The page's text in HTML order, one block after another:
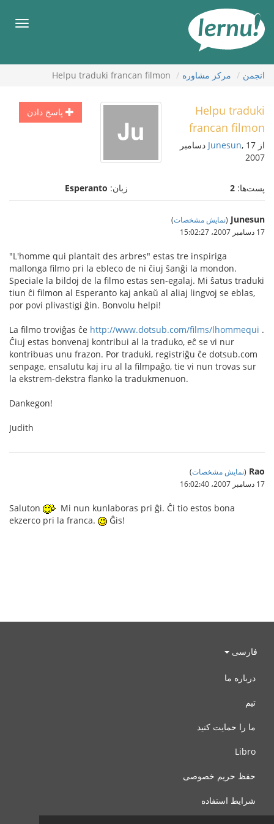
محتوا
انجمن مركز مشاوره Helpu traduki francan filmon
پاسخ دادن
Helpu traduki
francan filmon
از Junesun , 17 دسامبر
2007
پست‌ها: 2 زبان: Esperanto
Junesun
(نمایش مشخصات)
17 دسامبر 2007،‏ 15:02:27
"L'homme qui plantait des arbres" estas tre inspiriga
mallonga filmo pri la ebleco de ni ĉiuj ŝanĝi la mondon.
Speciale la bildoj de la filmo estas sen-egalaj. Mi ŝatus traduki
tiun ĉi filmon al Esperanto kaj ankaŭ al aliaj lingvoj se eblas,
por povi plivastigi ĝin. Bonvolu helpi!
La filmo troviĝas ĉe http://www.dotsub.com/films/lhommequi .
Ĉiuj estas bonvenaj kontribui al la traduko, eĉ se vi nur
kontribuas unu frazon. Por traduki, registriĝu ĉe dotsub.com
senpage, ensalutu kaj iru al la filmpaĝo, tie vi nun trovas sur
la ekstrem-dekstra flanko la tradukmenuon.
Dankegon!
Judith
Rao
(نمایش مشخصات)
17 دسامبر 2007،‏ 16:02:40
Saluton
Mi nun kunlaboras pri ĝi. Ĉi tio estos bona
ekzerco pri la franca.
Ĝis!
فارسی
درباره ما
تیم
ما را حمایت کنید
Libro
حفظ حریم خصوصی
شرایط استفاده